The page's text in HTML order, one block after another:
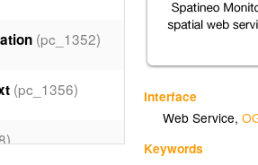
Interface
Web Service,
Keywords
(pc_1352)
(pc_1356)